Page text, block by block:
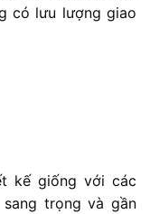
có lưu lượng giao
kế giống với các
trọng và gần